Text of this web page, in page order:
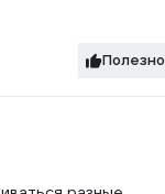
Полезно